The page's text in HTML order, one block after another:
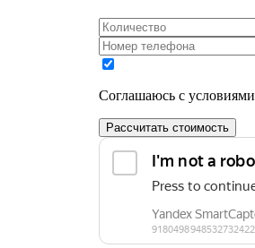
Соглашаюсь с условиями
Рассчитать стоимость